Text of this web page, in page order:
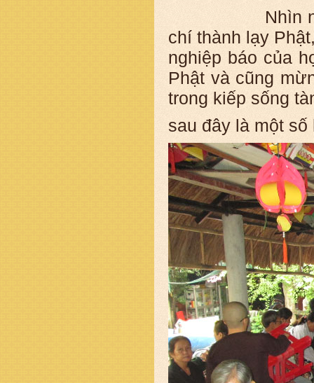
Nhìn những
chí thành lạy
nghiệp báo của
Phật và cũng
trong kiếp sống
sau đây là một